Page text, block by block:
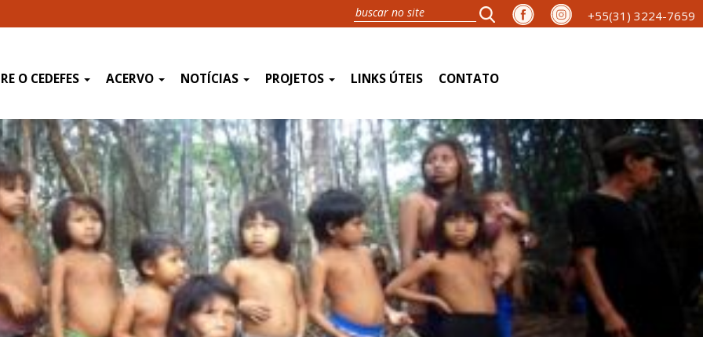
+55(31) 3224-7659
O CEDEFES ACERVO NOTÍCIAS PROJETOS LINKS ÚTEIS CONTATO